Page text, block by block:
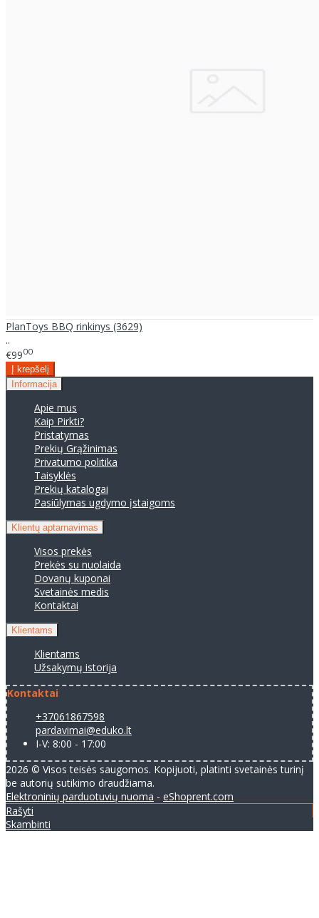
PlanToys BBQ rinkinys (3629)
..
€9900
Informacija
Apie mus
Kaip Pirkti?
Pristatymas
Prekių Grąžinimas
Privatumo politika
Taisyklės
Prekių katalogai
Pasiūlymas ugdymo įstaigoms
Klientų aptarnavimas
Visos prekės
Prekės su nuolaida
Dovanų kuponai
Svetainės medis
Kontaktai
Klientams
Klientams
Užsakymų istorija
Kontaktai
+37061867598
pardavimai@eduko.lt
I-V: 8:00 - 17:00
2026 © Visos teisės saugomos. Kopijuoti, platinti svetainės turinį
be autorių sutikimo draudžiama.
Elektroninių parduotuvių nuoma - eShoprent.com
Rašyti
Skambinti